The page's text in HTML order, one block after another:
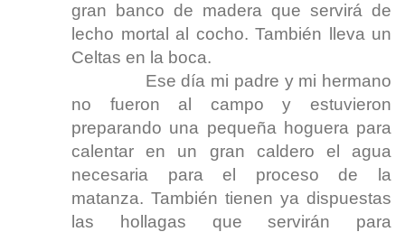
gran banco de madera que servirá de
lecho mortal al cocho. También lleva un
Celtas en la boca.
Ese día mi padre y mi hermano
no fueron al campo y estuvieron
preparando una pequeña hoguera para
calentar en un gran caldero el agua
necesaria para el proceso de la
matanza. También tienen ya dispuestas
las hollagas que servirán para